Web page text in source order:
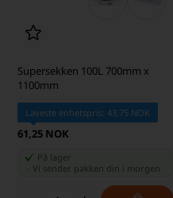
Supersekken 100L 700mm x
1100mm
Laveste enhetspris: 43,75 NOK
61,25 NOK
På lager
-Vi sender pakken din i morgen